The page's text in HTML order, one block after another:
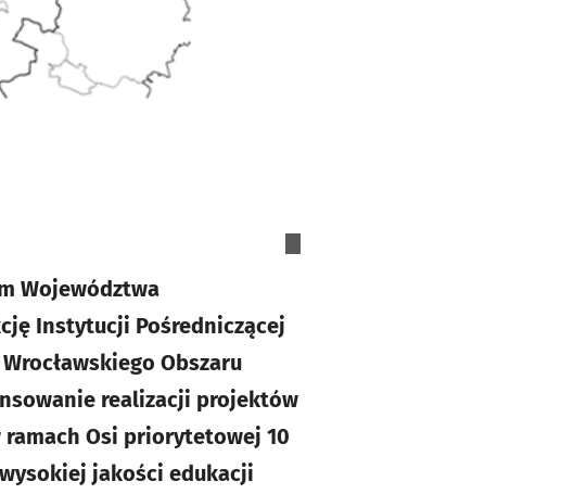
Województwa
Instytucji Pośredniczącej
Obszaru
realizacji projektów
ramach Osi priorytetowej 10
jakości edukacji